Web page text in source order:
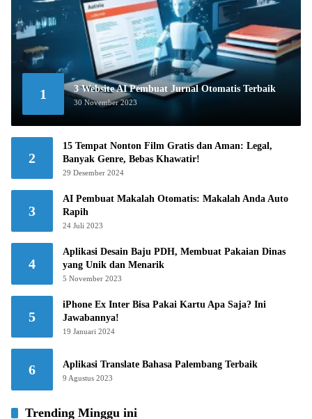
1 3 Website AI Pembuat Jurnal Otomatis Terbaik
30 November 2023
2
15 Tempat Nonton Film Gratis dan Aman: Legal,
Banyak Genre, Bebas Khawatir!
29 Desember 2024
3
AI Pembuat Makalah Otomatis: Makalah Anda Auto
Rapih
24 Juli 2023
4
Aplikasi Desain Baju PDH, Membuat Pakaian Dinas
yang Unik dan Menarik
5 November 2023
5
iPhone Ex Inter Bisa Pakai Kartu Apa Saja? Ini
Jawabannya!
19 Januari 2024
6 Aplikasi Translate Bahasa Palembang Terbaik
9 Agustus 2023
Trending Minggu ini